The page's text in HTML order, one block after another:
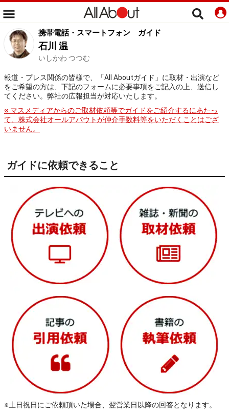
携帯電話・スマートフォン ガイド
石川 温
いしかわ つつむ
報道・プレス関係の皆様で、「All Aboutガイド」に取材・出演など
をご希望の方は、下記のフォームに必要事項をご記入の上、送信し
てください。弊社の広報担当が対応いたします。
※ マスメディアからのご取材依頼等でガイドをご紹介するにあたっ
て、株式会社オールアバウトが仲介手数料等をいただくことはござ
いません。
ガイドに依頼できること
※土日祝日にご依頼頂いた場合、翌営業日以降の回答となります。